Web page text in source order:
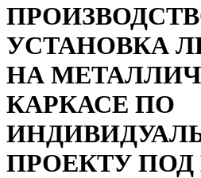
УСТАНОВКА
НА
КАРКАСЕ ПО
ПРОЕКТУ